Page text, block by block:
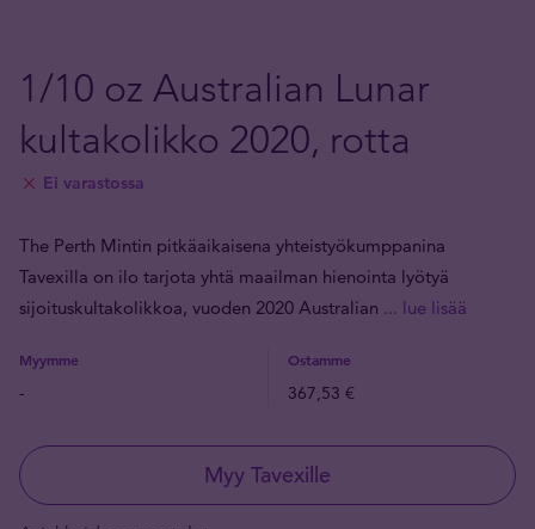
1/10 oz Australian Lunar
kultakolikko 2020, rotta
Ei varastossa
The Perth Mintin pitkäaikaisena yhteistyökumppanina
Tavexilla on ilo tarjota yhtä maailman hienointa lyötyä
sijoituskultakolikkoa, vuoden 2020 Australian ... lue lisää
Myymme Ostamme
- 367,53 €
Myy Tavexille